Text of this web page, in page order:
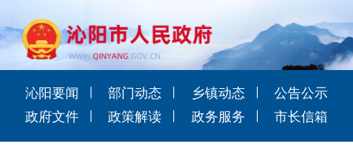
沁阳要闻 部门动态 乡镇动态
公告公示
政府文件
政策解读 政务服务 市长信箱